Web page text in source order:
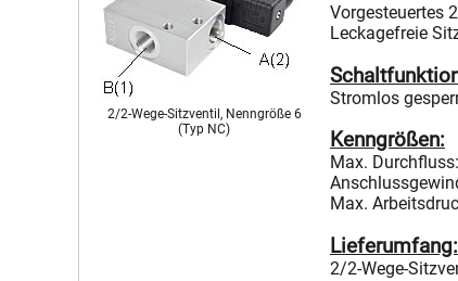
2/2-Wege-Sitzventil, Nenngröße 6
(Typ NC)
Vorgesteuertes
Leckagefreie
Stromlos
Kenngrößen:
Max.
Max.
Lieferumfang:
2/2-Wege-